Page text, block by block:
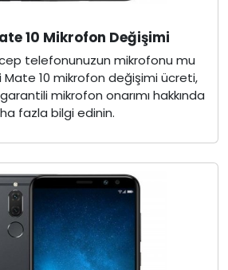
10 Mikrofon Değişimi
telefonunuzun mikrofonu mu
Mate 10 mikrofon değişimi ücreti,
mikrofon onarımı hakkında
fazla bilgi edinin.